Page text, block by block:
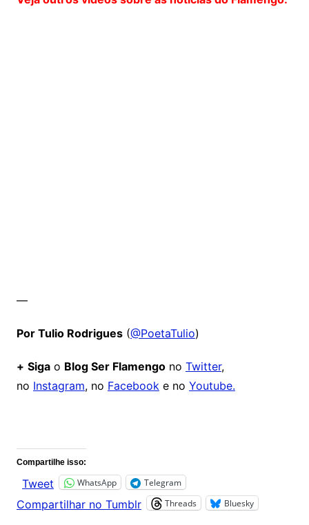
—
Por Tulio Rodrigues(@PoetaTulio)
+ Sigao Blog Ser Flamengono Twitter,
no Instagram, no Facebooke no Youtube.
Compartilhe isso:
Tweet WhatsApp Telegram
Compartilhar no Tumblr Threads Bluesky